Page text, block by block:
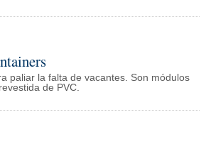
paliar la falta de vacantes. Son módulos
de PVC.